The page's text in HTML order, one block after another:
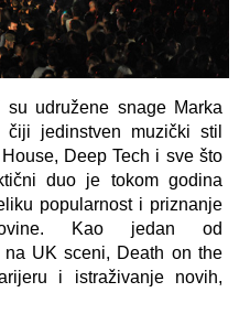
su udružene snage Marka
jedinstven muzički stil
Deep Tech i sve što
duo je tokom godina
popularnost i priznanje
Kao jedan od
na UK sceni, Death on the
i istraživanje novih,